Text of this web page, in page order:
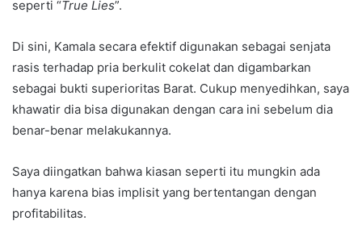
seperti “True Lies”.
Di sini, Kamala secara efektif digunakan sebagai senjata
rasis terhadap pria berkulit cokelat dan digambarkan
sebagai bukti superioritas Barat. Cukup menyedihkan, saya
khawatir dia bisa digunakan dengan cara ini sebelum dia
benar-benar melakukannya.
Saya diingatkan bahwa kiasan seperti itu mungkin ada
hanya karena bias implisit yang bertentangan dengan
profitabilitas.